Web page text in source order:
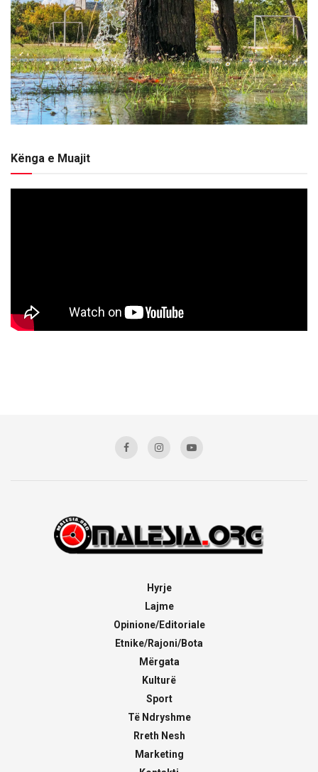
Kënga e Muajit
Hyrje
Lajme
Opinione/Editoriale
Etnike/Rajoni/Bota
Mërgata
Kulturë
Sport
Të Ndryshme
Rreth Nesh
Marketing